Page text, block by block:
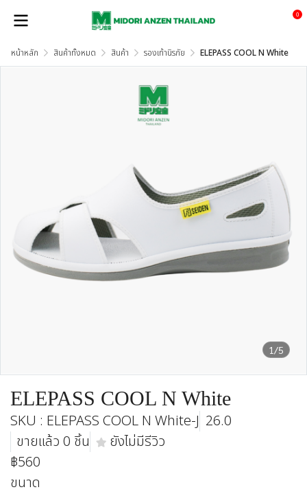
0
หน้าหลัก สินค้าทั้งหมด สินค้า รองเท้านิรภัย ELEPASS COOL N White
1/5
ELEPASS COOL N White
SKU : ELEPASS COOL N White-J 26.0
ขายแล้ว 0 ชิ้น
ยังไม่มีรีวิว
฿560
ขนาด